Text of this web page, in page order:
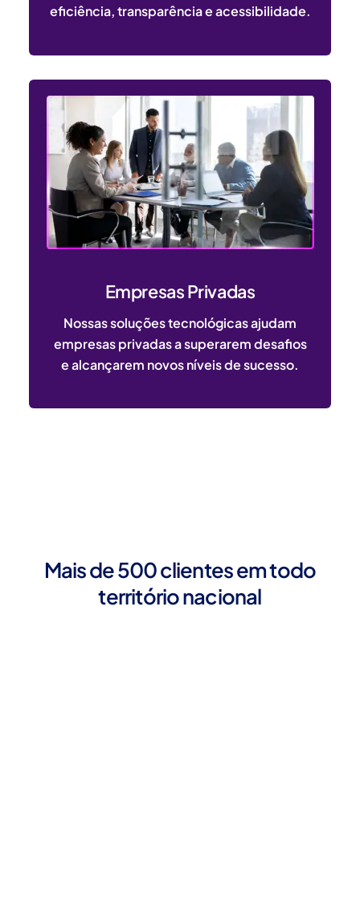
eficiência, transparência e acessibilidade.
Empresas Privadas
Nossas soluções tecnológicas ajudam
empresas privadas a superarem desafios
e alcançarem novos níveis de sucesso.
Mais de 500 clientes em todo
território nacional